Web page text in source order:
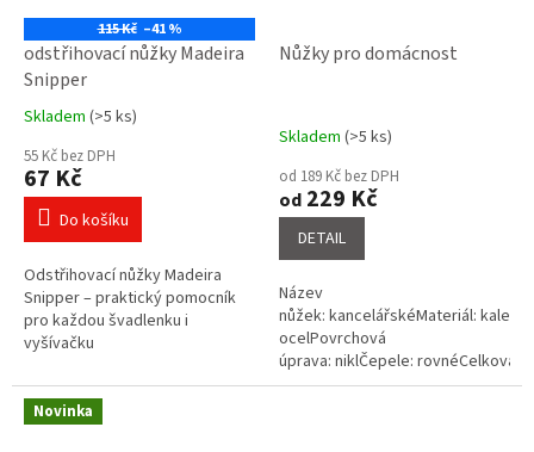
115 Kč –41 %
odstřihovací nůžky Madeira
Snipper
Průměrné
hodnocení
produktu
je
5,0
hvězdiček.
Skladem (>5 ks)
55 Kč bez DPH
67 Kč
Do košíku
Odstřihovací nůžky Madeira
Snipper – praktický pomocník
pro každou švadlenku i
vyšívačku
Nůžky pro domácnost
Skladem (>5 ks)
od 189 Kč bez DPH
od 229 Kč
DETAIL
Název
nůžek: kancelářskéMateriál: kalená
ocelPovrchová
úprava: niklČepele: rovnéCelková
délka nůžek: 6 , 7 , 8
Novinka